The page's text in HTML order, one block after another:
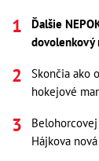
Ďalšie
dovolenkový
Skončia ako
hokejové
Belohorcovej
Hájkova